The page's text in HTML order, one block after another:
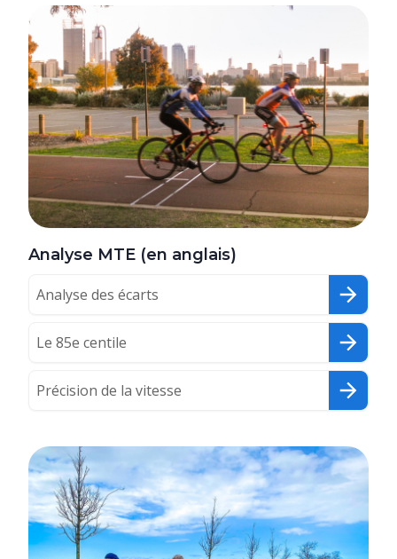
Analyse MTE (en anglais)
Analyse des écarts
Le 85e centile
Précision de la vitesse